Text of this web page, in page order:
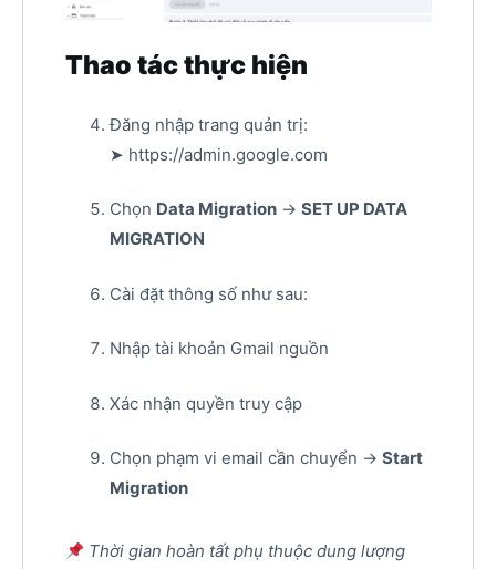
Thao tác thực hiện
Đăng nhập trang quản trị:
➤ https://admin.google.com
Chọn Data Migration→ SET UP DATA
MIGRATION
Cài đặt thông số như sau:
Nhập tài khoản Gmail nguồn
Xác nhận quyền truy cập
Chọn phạm vi email cần chuyển → Start
Migration
Thời gian hoàn tất phụ thuộc dung lượng